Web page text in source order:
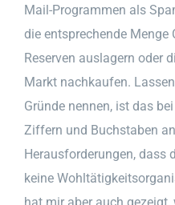
Mail-Programmen als
die entsprechende Menge
Reserven auslagern oder
Markt nachkaufen.
Gründe nennen, ist das
Ziffern und Buchstaben
Herausforderungen, dass
keine
hat mir aber auch